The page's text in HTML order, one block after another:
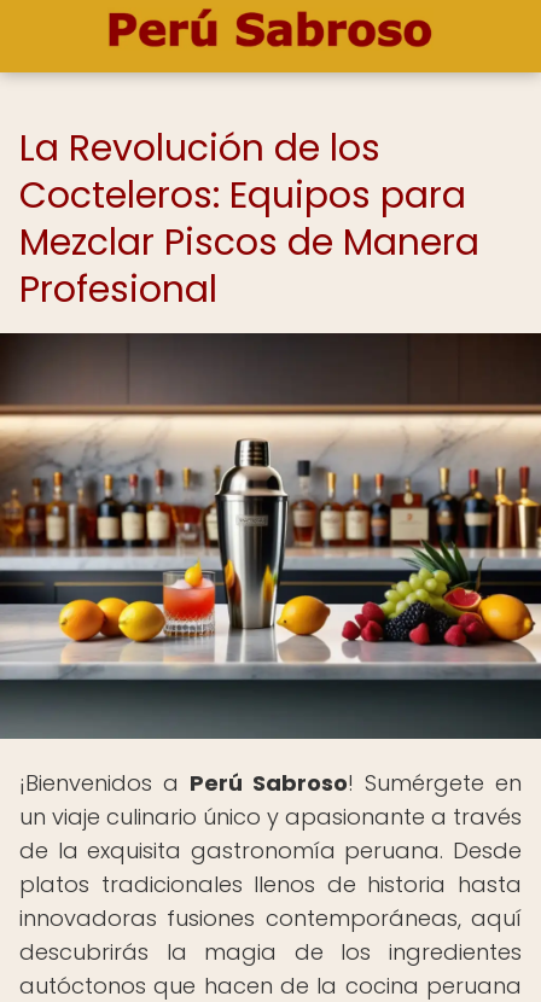
La Revolución de los
Cocteleros: Equipos para
Mezclar Piscos de Manera
Profesional
¡Bienvenidos a Perú Sabroso! Sumérgete en
un viaje culinario único y apasionante a través
de la exquisita gastronomía peruana. Desde
platos tradicionales llenos de historia hasta
innovadoras fusiones contemporáneas, aquí
descubrirás la magia de los ingredientes
autóctonos que hacen de la cocina peruana